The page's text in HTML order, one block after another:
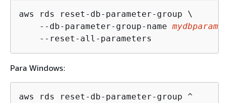
aws rds reset-db-parameter-group \
    --db-parameter-group-name
    --reset-all-parameters
Para Windows:
aws rds reset-db-parameter-group ^